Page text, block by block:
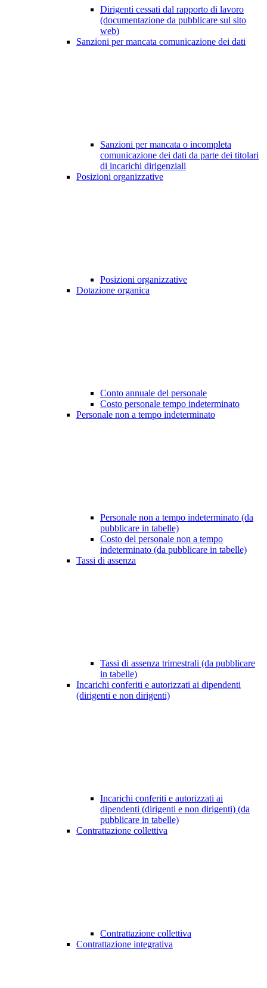
Dirigenti cessati dal rapporto di lavoro
(documentazione da pubblicare sul sito
web)
Sanzioni per mancata comunicazione dei dati
Sanzioni per mancata o incompleta
comunicazione dei dati da parte dei titolari
di incarichi dirigenziali
Posizioni organizzative
Posizioni organizzative
Dotazione organica
Conto annuale del personale
Costo personale tempo indeterminato
Personale non a tempo indeterminato
Personale non a tempo indeterminato (da
pubblicare in tabelle)
Costo del personale non a tempo
indeterminato (da pubblicare in tabelle)
Tassi di assenza
Tassi di assenza trimestrali (da pubblicare
in tabelle)
Incarichi conferiti e autorizzati ai dipendenti
(dirigenti e non dirigenti)
Incarichi conferiti e autorizzati ai
dipendenti (dirigenti e non dirigenti) (da
pubblicare in tabelle)
Contrattazione collettiva
Contrattazione collettiva
Contrattazione integrativa